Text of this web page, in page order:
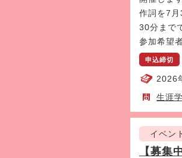
作詞を7
30分まで
参加希望
申込締切
2026
生涯
イベン
【募集